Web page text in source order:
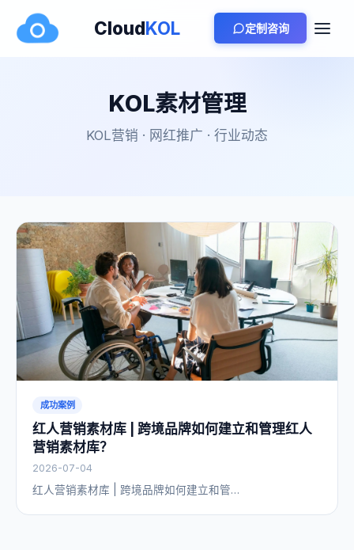
CloudKOL 定制咨询
KOL素材管理
KOL营销 · 网红推广 · 行业动态
成功案例
红人营销素材库 | 跨境品牌如何建立和管理红人
营销素材库？
2026-07-04
红人营销素材库 | 跨境品牌如何建立和管…